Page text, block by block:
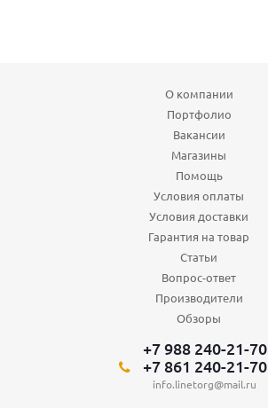
О компании
Портфолио
Вакансии
Магазины
Помощь
Условия оплаты
Условия доставки
Гарантия на товар
Статьи
Вопрос-ответ
Производители
Обзоры
+7 988 240-21-70
+7 861 240-21-70
info.linetorg@mail.ru